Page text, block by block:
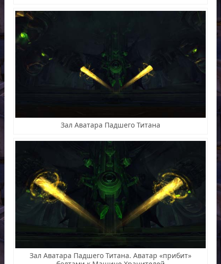
Зал Аватара Падшего Титана
Зал Аватара Падшего Титана. Аватар «прибит»